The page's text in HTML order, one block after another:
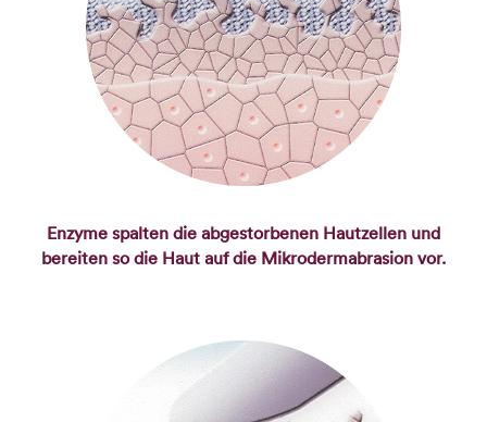
Enzyme spalten die abgestorbenen Hautzellen und
bereiten so die Haut auf die Mikrodermabrasion vor.